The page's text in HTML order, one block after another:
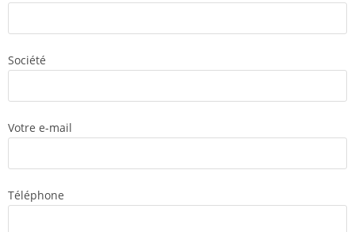
Société
Votre e-mail
Téléphone